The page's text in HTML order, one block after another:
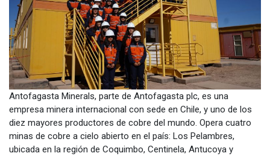
Antofagasta Minerals, parte de Antofagasta plc, es una
empresa minera internacional con sede en Chile, y uno de los
diez mayores productores de cobre del mundo. Opera cuatro
minas de cobre a cielo abierto en el país: Los Pelambres,
ubicada en la región de Coquimbo, Centinela, Antucoya y